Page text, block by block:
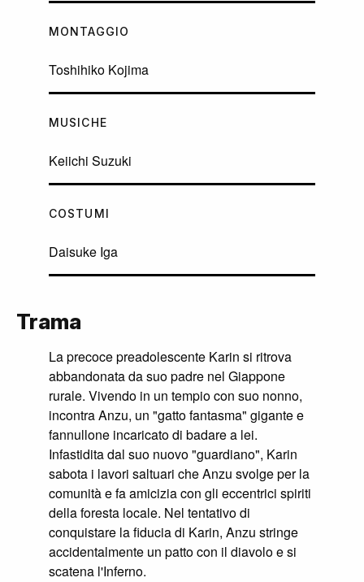
MONTAGGIO
Toshihiko Kojima
MUSICHE
Keiichi Suzuki
COSTUMI
Daisuke Iga
Trama
La precoce preadolescente Karin si ritrova
abbandonata da suo padre nel Giappone
rurale. Vivendo in un tempio con suo nonno,
incontra Anzu, un "gatto fantasma" gigante e
fannullone incaricato di badare a lei.
Infastidita dal suo nuovo "guardiano", Karin
sabota i lavori saltuari che Anzu svolge per la
comunità e fa amicizia con gli eccentrici spiriti
della foresta locale. Nel tentativo di
conquistare la fiducia di Karin, Anzu stringe
accidentalmente un patto con il diavolo e si
scatena l'Inferno.